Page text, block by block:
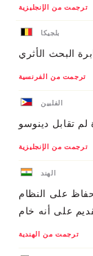
ترجمت من الإنجليزية
بلجيكا
ترجمت من الفرنسية
الفلبين
لم تقابل دينوسو
ترجمت من الإنجليزية
الهند
سنة إلى الحفاظ على النظام
على أنه خام
ترجمت من الهندية